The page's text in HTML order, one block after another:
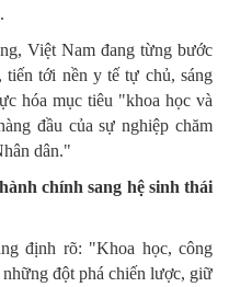
Việt Nam đang từng bước
tới nền y tế tự chủ, sáng
hóa mục tiêu "khoa học và
đầu của sự nghiệp chăm
dân."
chính sang hệ sinh thái
định rõ: "Khoa học, công
đột phá chiến lược, giữ